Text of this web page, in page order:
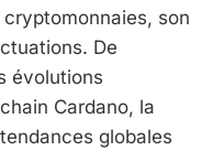
son
De
évolutions
Cardano, la
globales